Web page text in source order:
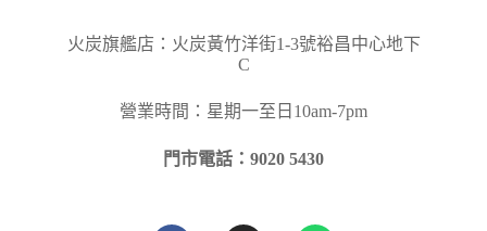
火炭旗艦店：火炭黃竹洋街1-3號裕昌中心地下
C
營業時間：星期一至日10am-7pm
門市電話：9020 5430